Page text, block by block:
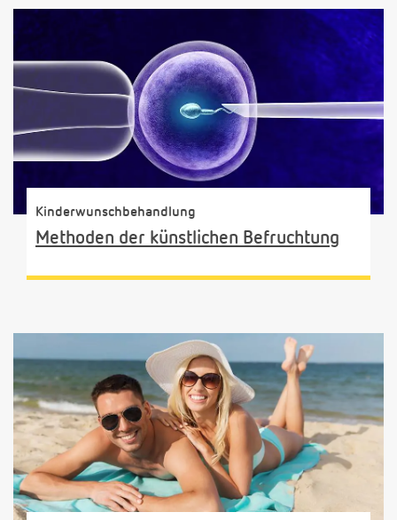
Kinderwunschbehandlung
Methoden der künstlichen Befruchtung